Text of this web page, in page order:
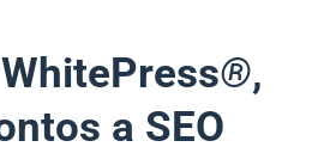
®,
a SEO